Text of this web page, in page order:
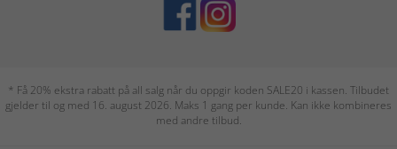
* Få 20% ekstra rabatt på all salg når du oppgir koden SALE20 i kassen. Tilbudet
gjelder til og med 16. august 2026. Maks 1 gang per kunde. Kan ikke kombineres
med andre tilbud.